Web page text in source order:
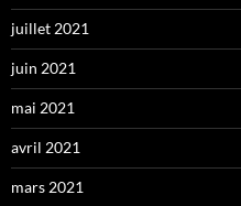
juillet 2021
juin 2021
mai 2021
avril 2021
mars 2021